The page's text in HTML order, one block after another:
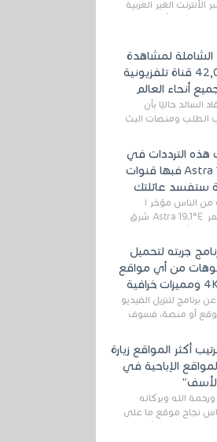
الغير العربية
تحميل الأفلام على
قائمة IPTV الشاملة لمشاهدة
أكثر من 42,000 قناة تلفزيونية
أنحاء العالم
السائد حاليًا بأن
الطلب ومنصات البث
هذه الترددات في
القمر Astra 19.1°E فبها قنوات
ستفسد عائلتك
الناس مؤخر ا
يستعملون القمر Astra 19.1°E شرق
الأخير يتوفرعلى
تنقل العديد من البرامج
جربته لتحميل
من أي مواقع
برنامج لتنزيل الفيديو
أو منصة، فسوف
والتطبيقات في هذا
أكثر المواقع زيارة
الإباحية في
الله وبركاته
نجاح موقع ما على